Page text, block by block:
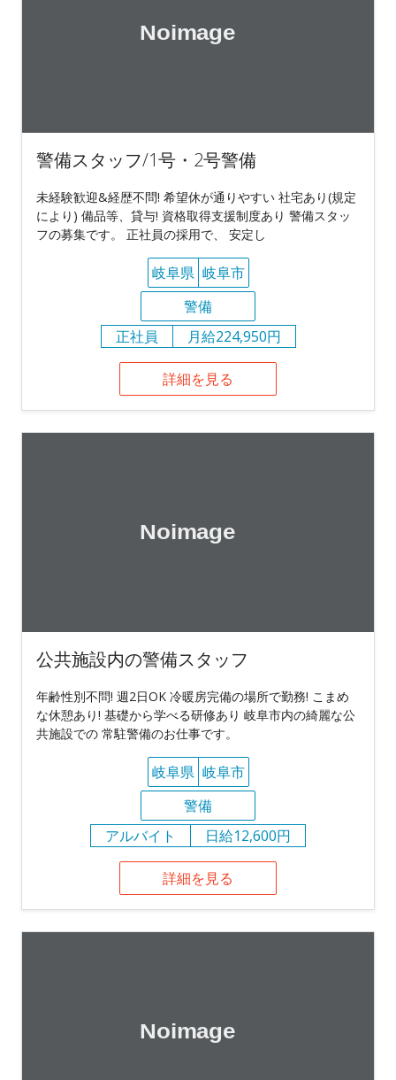
警備スタッフ/1号・2号警備
未経験歓迎&経歴不問! 希望休が通りやすい 社宅あり(規定
により) 備品等、貸与! 資格取得支援制度あり 警備スタッ
フの募集です。 正社員の採用で、 安定し
岐阜県 岐阜市
警備
正社員
月給224,950円
詳細を見る
公共施設内の警備スタッフ
年齢性別不問! 週2日OK 冷暖房完備の場所で勤務! こまめ
な休憩あり! 基礎から学べる研修あり 岐阜市内の綺麗な公
共施設での 常駐警備のお仕事です。
岐阜県 岐阜市
警備
アルバイト
日給12,600円
詳細を見る